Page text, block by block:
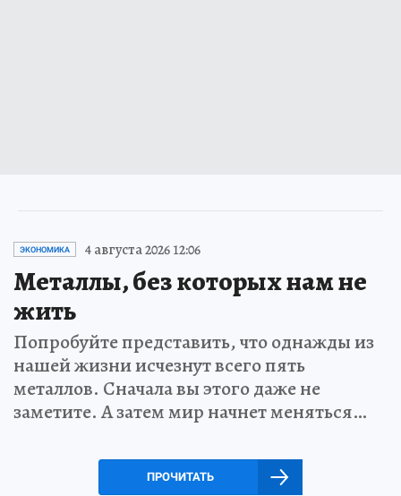
ЭКОНОМИКА 4 августа 2026 12:06
Металлы, без которых нам не
жить
Попробуйте представить, что однажды из
нашей жизни исчезнут всего пять
металлов. Сначала вы этого даже не
заметите. А затем мир начнет меняться…
ПРОЧИТАТЬ